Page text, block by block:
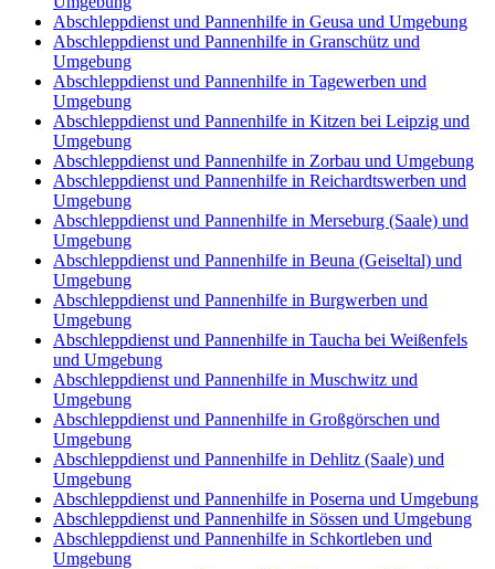
Abschleppdienst und Pannenhilfe in Geusa und Umgebung
Abschleppdienst und Pannenhilfe in Granschütz und
Umgebung
Abschleppdienst und Pannenhilfe in Tagewerben und
Umgebung
Abschleppdienst und Pannenhilfe in Kitzen bei Leipzig und
Umgebung
Abschleppdienst und Pannenhilfe in Zorbau und Umgebung
Abschleppdienst und Pannenhilfe in Reichardtswerben und
Umgebung
Abschleppdienst und Pannenhilfe in Merseburg (Saale) und
Umgebung
Abschleppdienst und Pannenhilfe in Beuna (Geiseltal) und
Umgebung
Abschleppdienst und Pannenhilfe in Burgwerben und
Umgebung
Abschleppdienst und Pannenhilfe in Taucha bei Weißenfels
und Umgebung
Abschleppdienst und Pannenhilfe in Muschwitz und
Umgebung
Abschleppdienst und Pannenhilfe in Großgörschen und
Umgebung
Abschleppdienst und Pannenhilfe in Dehlitz (Saale) und
Umgebung
Abschleppdienst und Pannenhilfe in Poserna und Umgebung
Abschleppdienst und Pannenhilfe in Sössen und Umgebung
Abschleppdienst und Pannenhilfe in Schkortleben und
Umgebung